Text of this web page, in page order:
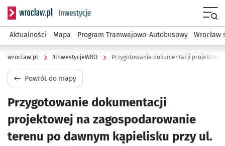
Serwis informacyjny wroclaw.pl podserwis:
Aktualności Mapa Program Tramwajowo-Autobusowy Wrocław
wroclaw.pl #InwestycjeWRO
Powrót do mapy
Przygotowanie dokumentacji
projektowej na zagospodarowanie
terenu po dawnym kąpielisku przy ul.